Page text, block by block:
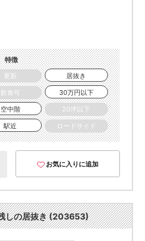
特徴
更新
居抜き
飲食可
30万円以下
空中階
20坪以下
駅近 ロードサイド
お気に入りに追加
しの居抜き (203653)